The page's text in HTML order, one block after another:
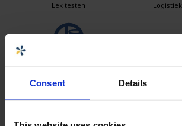
Consent Details
Lek testen